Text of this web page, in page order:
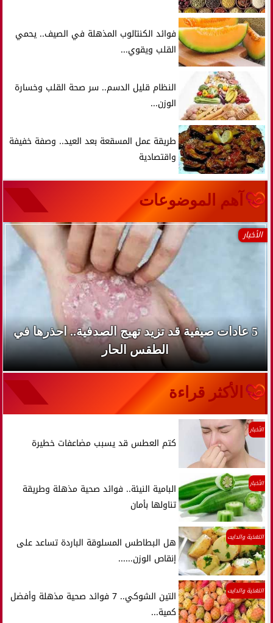
فوائد الكنتالوب المذهلة في الصيف.. يحمي
القلب ويقوي...
النظام قليل الدسم.. سر صحة القلب وخسارة
الوزن...
طريقة عمل المسقعة بعد العيد.. وصفة خفيفة
واقتصادية
آهم الموضوعات
الأخبار
5 عادات صيفية قد تزيد تهيج الصدفية.. احذرها في
الطقس الحار
الأكثر قراءة
الأخبار
كتم العطس قد يسبب مضاعفات خطيرة
الأخبار
البامية النيئة.. فوائد صحية مذهلة وطريقة
تناولها بأمان
التغذية والدايت
هل البطاطس المسلوقة الباردة تساعد على
إنقاص الوزن......
التغذية والدايت
التين الشوكي.. 7 فوائد صحية مذهلة وأفضل
كمية...